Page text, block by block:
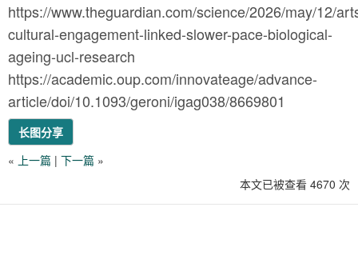
https://www.theguardian.com/science/2026/may/12/
cultural-engagement-linked-slower-pace-biological-
ageing-ucl-research
https://academic.oup.com/innovateage/advance-
article/doi/10.1093/geroni/igag038/8669801
长图分享
« 上一篇 | 下一篇 »
本文已被查看 4670 次